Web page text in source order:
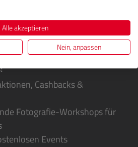
Cashbacks &
Fotografie-Workshops für
Events
Alle akzeptieren
Nein, anpassen